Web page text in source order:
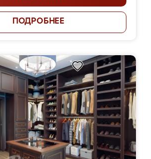
ПОДРОБНЕЕ